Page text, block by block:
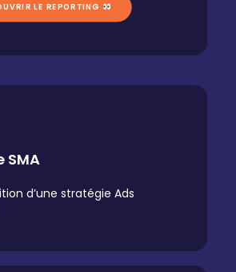
LE REPORTING
SMA
d’une stratégie Ads